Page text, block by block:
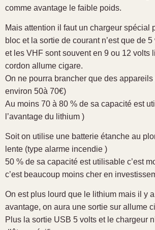
comme avantage le faible poids.
Mais attention il faut un chargeur spécial
bloc et la sortie de courant n’est que de
et les VHF sont souvent en 9 ou 12 volts
cordon allume cigare.
On ne pourra brancher que des
environ 50à 70€)
Au moins 70 à 80 % de sa capacité est
l’avantage du lithium )
Soit on utilise une batterie étanche au
lente (type alarme incendie )
50 % de sa capacité est utilisable c’est
c’est beaucoup moins cher en
On est plus lourd que le lithium mais il y
avantage, on aura une sortie sur allume
Plus la sortie USB 5 volts et le chargeur